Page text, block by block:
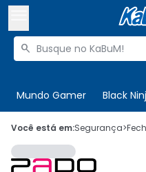
Buscar produtos

Mundo Gamer Black
 Olá. Acesse sua
 Departamentos
Você está em:Segurança>